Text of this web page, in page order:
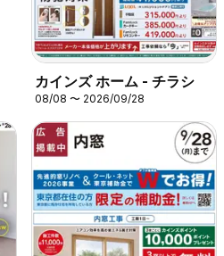
カインズ ホーム - チラシ
08/08 〜 2026/09/28